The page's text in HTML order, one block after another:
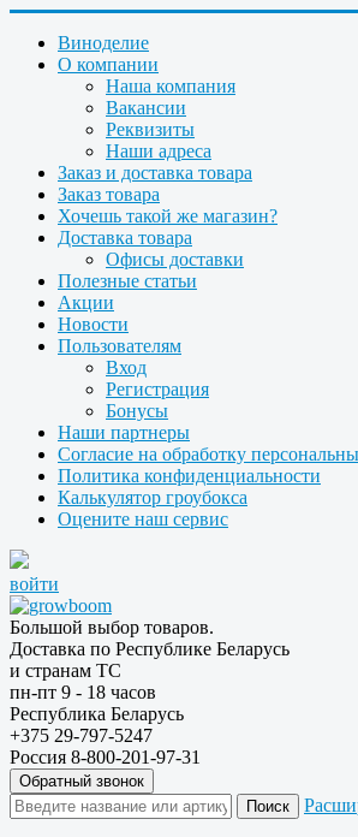
Виноделие
О компании
Наша компания
Вакансии
Реквизиты
Наши адреса
Заказ и доставка товара
Заказ товара
Хочешь такой же магазин?
Доставка товара
Офисы доставки
Полезные статьи
Акции
Новости
Пользователям
Вход
Регистрация
Бонусы
Наши партнеры
Согласие на обработку
Политика конфиденциальности
Калькулятор гроубокса
Оцените наш сервис
войти
Большой выбор товаров.
Доставка по Республике Беларусь
и странам ТС
пн-пт 9 - 18 часов
Республика Беларусь
+375 29-797-5247
Россия 8-800-201-97-31
Обратный звонок